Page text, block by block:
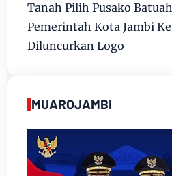
Tanah Pilih Pusako
Pemerintah Kota Jambi
Diluncurkan Logo
MUAROJAMBI